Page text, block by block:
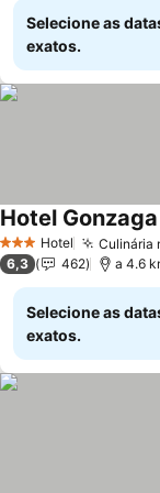
Selecione as
exatos.
3 EstrelasHotel Culinária
Hotel Gonzaga
6,3 462 a 4.6
Selecione as
exatos.